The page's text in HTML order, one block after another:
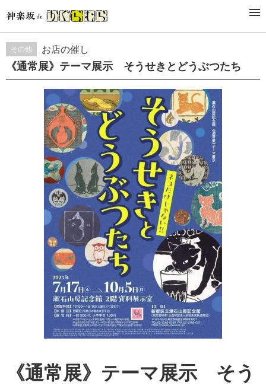
กิจกรรม
その他 お店の催し
《通常展》テーマ展示 そうせきとどうぶつたち
《通常展》テーマ展示 そう